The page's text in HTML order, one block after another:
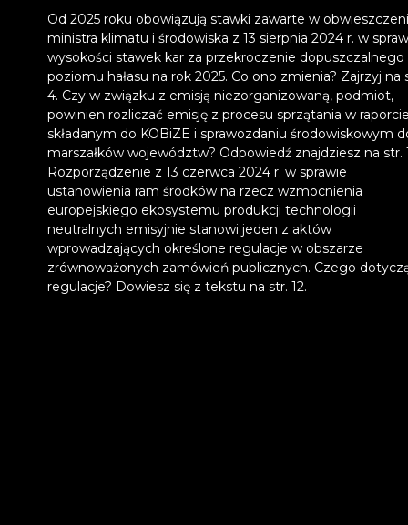
Od 2025 roku obowiązują stawki zawarte w
ministra klimatu i środowiska z 13 sierpnia 2024 r. w
wysokości stawek kar za przekroczenie dopuszczalnego
poziomu hałasu na rok 2025. Co ono zmienia? Zajrzyj na
4. Czy w związku z emisją niezorganizowaną, podmiot,
powinien rozliczać emisję z procesu sprzątania w
składanym do KOBiZE i sprawozdaniu środowiskowym
marszałków województw? Odpowiedź znajdziesz na str.
Rozporządzenie z 13 czerwca 2024 r. w sprawie
ustanowienia ram środków na rzecz wzmocnienia
europejskiego ekosystemu produkcji technologii
neutralnych emisyjnie stanowi jeden z aktów
wprowadzających określone regulacje w obszarze
zrównoważonych zamówień publicznych. Czego
regulacje? Dowiesz się z tekstu na str. 12.